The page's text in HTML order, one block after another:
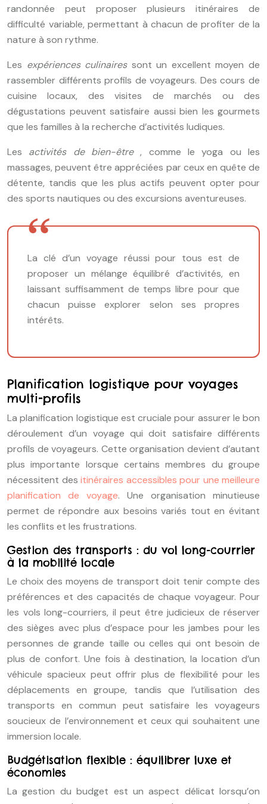
randonnée peut proposer plusieurs itinéraires de
difficulté variable, permettant à chacun de profiter de la
nature à son rythme.
Les expériences culinaires sont un excellent moyen de
rassembler différents profils de voyageurs. Des cours de
cuisine locaux, des visites de marchés ou des
dégustations peuvent satisfaire aussi bien les gourmets
que les familles à la recherche d’activités ludiques.
Les activités de bien-être, comme le yoga ou les
massages, peuvent être appréciées par ceux en quête de
détente, tandis que les plus actifs peuvent opter pour
des sports nautiques ou des excursions aventureuses.
La clé d’un voyage réussi pour tous est de
proposer un mélange équilibré d’activités, en
laissant suffisamment de temps libre pour que
chacun puisse explorer selon ses propres
intérêts.
Planification logistique pour voyages
multi-profils
La planification logistique est cruciale pour assurer le bon
déroulement d’un voyage qui doit satisfaire différents
profils de voyageurs. Cette organisation devient d’autant
plus importante lorsque certains membres du groupe
nécessitent des itinéraires accessibles pour une meilleure
planification de voyage. Une organisation minutieuse
permet de répondre aux besoins variés tout en évitant
les conflits et les frustrations.
Gestion des transports : du vol long-courrier
à la mobilité locale
Le choix des moyens de transport doit tenir compte des
préférences et des capacités de chaque voyageur. Pour
les vols long-courriers, il peut être judicieux de réserver
des sièges avec plus d’espace pour les jambes pour les
personnes de grande taille ou celles qui ont besoin de
plus de confort. Une fois à destination, la location d’un
véhicule spacieux peut offrir plus de flexibilité pour les
déplacements en groupe, tandis que l’utilisation des
transports en commun peut satisfaire les voyageurs
soucieux de l’environnement et ceux qui souhaitent une
immersion locale.
Budgétisation flexible : équilibrer luxe et
économies
La gestion du budget est un aspect délicat lorsqu’on